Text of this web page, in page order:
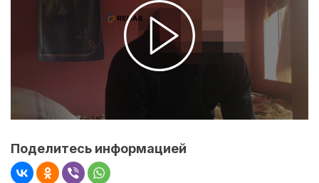
Поделитесь информацией